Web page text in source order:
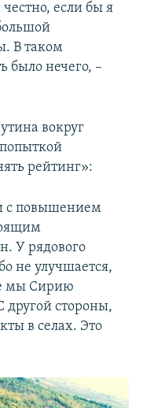
если бы я
В таком
было нечего, –
вокруг
рейтинг»:
с повышением
У рядового
не улучшается,
мы Сирию
другой стороны,
в селах. Это